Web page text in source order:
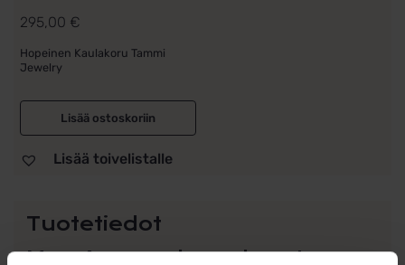
Tuotetiedot
Mon Amour -korvakorut,
295,00 €
Hopeinen Kaulakoru Tammi
Jewelry
Lisää ostoskoriin
Lisää toivelistalle